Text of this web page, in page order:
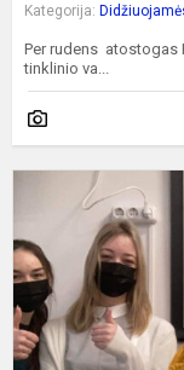
Kategorija:
Per rudens atostogas
tinklinio va...